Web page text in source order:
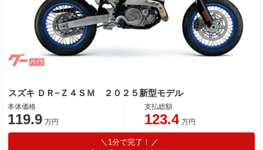
スズキ ＤＲ−Ｚ４ＳＭ ２０２５新型モデル
本体価格
119.9 万円
支払総額
123.4 万円
1分で完了！